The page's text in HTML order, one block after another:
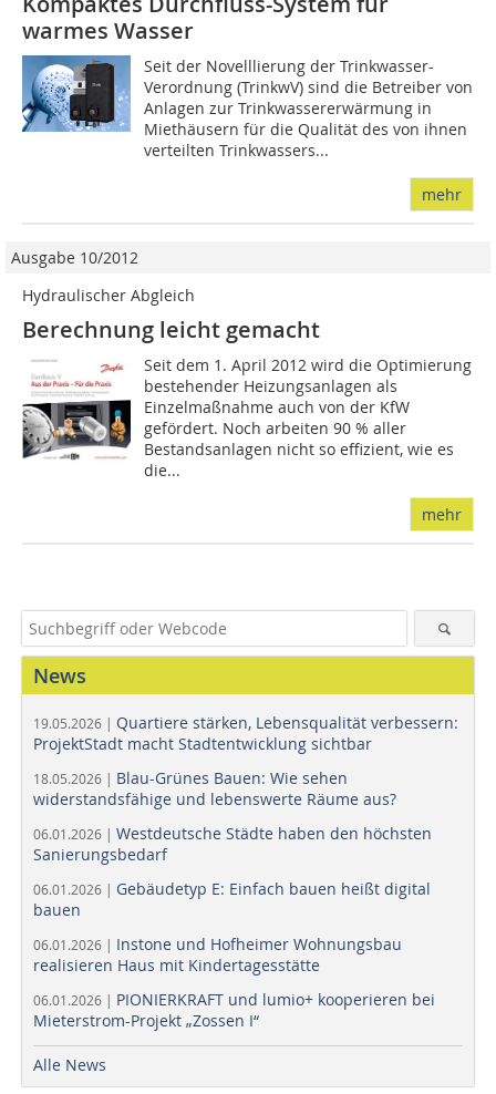
warmes Wasser
Seit der Novelllierung der Trinkwasser-
Verordnung (TrinkwV) sind die Betreiber von
Anlagen zur Trinkwassererwärmung in
Miethäusern für die Qualität des von ihnen
verteilten Trinkwassers...
mehr
Ausgabe 10/2012
Hydraulischer Abgleich
Berechnung leicht gemacht
Seit dem 1. April 2012 wird die Optimierung
bestehender Heizungsanlagen als
Einzelmaßnahme auch von der KfW
gefördert. Noch arbeiten 90 % aller
Bestandsanlagen nicht so effizient, wie es
die...
mehr
News
19.05.2026 | Quartiere stärken, Lebensqualität verbessern:
ProjektStadt macht Stadtentwicklung sichtbar
18.05.2026 | Blau-Grünes Bauen: Wie sehen
widerstandsfähige und lebenswerte Räume aus?
06.01.2026 | Westdeutsche Städte haben den höchsten
Sanierungsbedarf
06.01.2026 | Gebäudetyp E: Einfach bauen heißt digital
bauen
06.01.2026 | Instone und Hofheimer Wohnungsbau
realisieren Haus mit Kindertagesstätte
06.01.2026 | PIONIERKRAFT und lumio+ kooperieren bei
Mieterstrom-Projekt „Zossen I“
Alle News